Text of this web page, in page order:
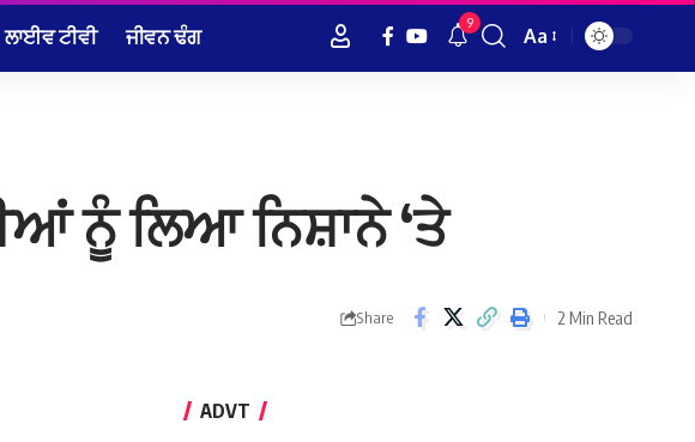
ਲਾਈਵ ਟੀਵੀ ਜੀਵਨ ਢੰਗ 9
Font
Aa
ਨੂੰ ਲਿਆ ਨਿਸ਼ਾਨੇ ‘ਤੇ
Share 2 Min Read
ADVT